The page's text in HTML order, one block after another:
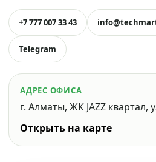
+7 777 007 33 43
Telegram
АДРЕС ОФИСА
г. Алматы, ЖК JAZZ квартал,
Открыть на карте